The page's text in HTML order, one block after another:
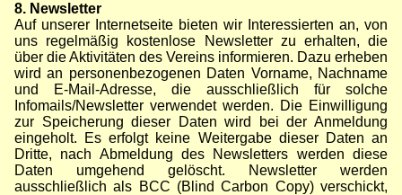
8. Newsletter
Auf unserer Internetseite bieten wir Interessierten an, von
uns regelmäßig kostenlose Newsletter zu erhalten, die
über die Aktivitäten des Vereins informieren. Dazu erheben
wird an personenbezogenen Daten Vorname, Nachname
und E-Mail-Adresse, die ausschließlich für solche
Infomails/Newsletter verwendet werden. Die Einwilligung
zur Speicherung dieser Daten wird bei der Anmeldung
eingeholt. Es erfolgt keine Weitergabe dieser Daten an
Dritte, nach Abmeldung des Newsletters werden diese
Daten umgehend gelöscht. Newsletter werden
ausschließlich als BCC (Blind Carbon Copy) verschickt,